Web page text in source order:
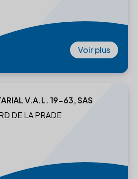
Voir plus
V.A.L. 19-63, SAS
DE LA PRADE